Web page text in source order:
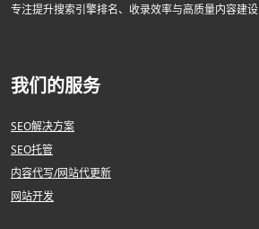
专注提升搜索引擎排名、收录效率与高质量内容建设
我们的服务
SEO解决方案
SEO托管
内容代写/网站代更新
网站开发